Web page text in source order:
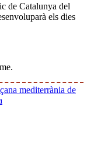
de Catalunya del
els dies
mediterrània de